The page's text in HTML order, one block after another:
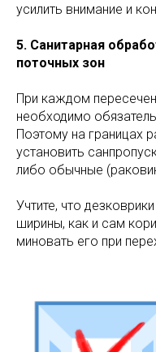
усилить внимание и
5. Санитарная
поточных зон
При каждом
необходимо
Поэтому на границах
установить
либо обычные
Учтите, что
ширины, как и сам
миновать его при